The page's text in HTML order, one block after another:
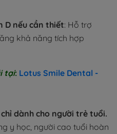
D nếu cần thiết: Hỗ trợ
khả năng tích hợp
tại: Lotus Smile Dental -
dành cho người trẻ tuổi.
y học, người cao tuổi hoàn